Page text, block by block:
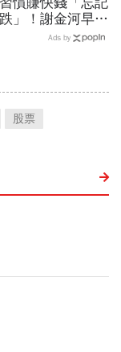
」！謝金河早一
個股槓桿ETF會
Ads by
股票